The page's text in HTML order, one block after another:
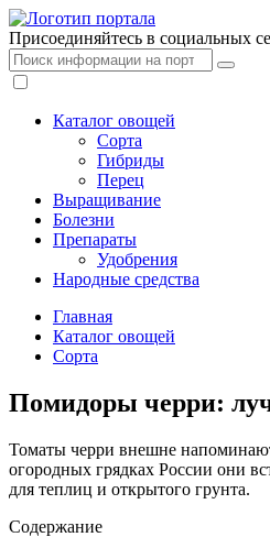
Присоединяйтесь в социальных
Каталог овощей
Сорта
Гибриды
Перец
Выращивание
Болезни
Препараты
Удобрения
Народные средства
Главная
Каталог овощей
Сорта
Помидоры черри:
Томаты черри внешне
огородных грядках России они
для теплиц и открытого грунта.
Содержание